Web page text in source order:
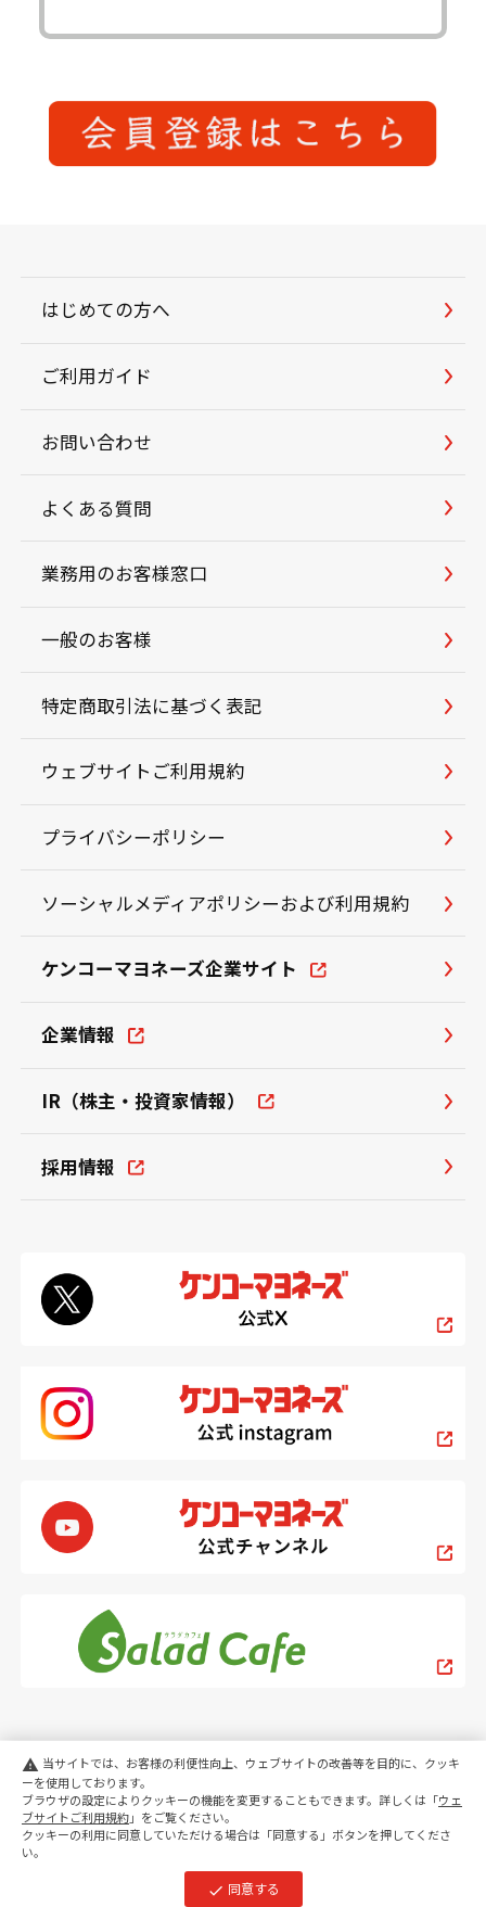
PC スマートフォン
はじめての方へ
ご利用ガイド
お問い合わせ
よくある質問
業務用のお客様窓口
一般のお客様
特定商取引法に基づく表記
ウェブサイトご利用規約
プライバシーポリシー
ソーシャルメディアポリシーおよび利用規約
ケンコーマヨネーズ企業サイト
企業情報
IR（株主・投資家情報）
採用情報
copyright KENKO Mayonnaise Co.,Ltd.All rights reserved.
warning 当サイトでは、お客様の利便性向上、ウェブサイトの改善等を目的に、クッキ
ーを使用しております。
ブラウザの設定によりクッキーの機能を変更することもできます。詳しくは「ウェ
ブサイトご利用規約」をご覧ください。
クッキーの利用に同意していただける場合は「同意する」ボタンを押してくださ
い。
check 同意する